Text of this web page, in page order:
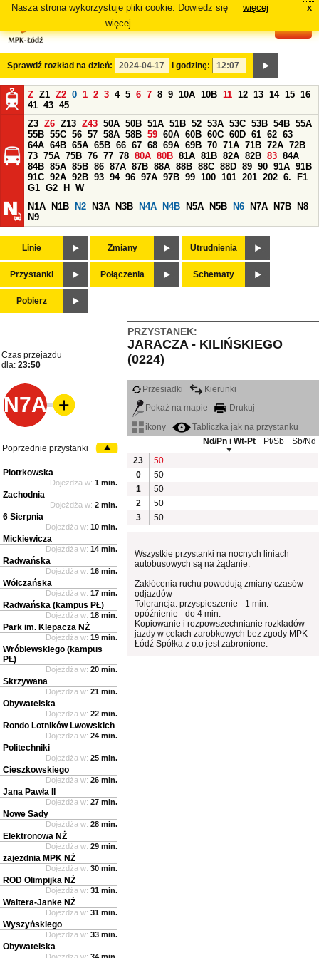
Nasza strona wykorzystuje pliki cookie. Dowiedz się
więcej.
więcej x
Sprawdź rozkład na dzień: i godzinę:
Z Z1 Z2 0 1 2 3 4 5 6 7 8 9 10A 10B 11 12 13 14 15 16
41 43 45
Z3 Z6 Z13 Z43 50A 50B 51A 51B 52 53A 53C 53B 54B 55A
55B 55C 56 57 58A 58B 59 60A 60B 60C 60D 61 62 63
64A 64B 65A 65B 66 67 68 69A 69B 70 71A 71B 72A 72B
73 75A 75B 76 77 78 80A 80B 81A 81B 82A 82B 83 84A
84B 85A 85B 86 87A 87B 88A 88B 88C 88D 89 90 91A 91B
91C 92A 92B 93 94 96 97A 97B 99 100 101 201 202 6.
F1
G1 G2 H
W
N1A
N1B N2 N3A N3B N4A N4B N5A N5B N6 N7A N7B
N8
N9
Linie Zmiany Utrudnienia
Przystanki Połączenia Schematy
Pobierz
PRZYSTANEK:
JARACZA - KILIŃSKIEGO
(0224)
Czas przejazdu
dla: 23:50
N7A
Przesiadki
Kierunki
Pokaż na mapie
Drukuj
ikony
Tabliczka jak na przystanku
Nd/Pn i Wt-Pt
Pt/Sb
Sb/Nd
23
50
0
50
1
50
2
50
3
50
Wszystkie przystanki na nocnych liniach
autobusowych są na żądanie.
Zakłócenia ruchu powodują zmiany czasów
odjazdów
Tolerancja: przyspieszenie - 1 min.
opóźnienie - do 4 min.
Kopiowanie i rozpowszechnianie rozkładów
jazdy w celach zarobkowych bez zgody MPK
Łódź Spółka z o.o jest zabronione.
Poprzednie przystanki
Piotrkowska
Dojeżdża w: 1 min.
Zachodnia
Dojeżdża w: 2 min.
6 Sierpnia
Dojeżdża w: 10 min.
Mickiewicza
Dojeżdża w: 14 min.
Radwańska
Dojeżdża w: 16 min.
Wólczańska
Dojeżdża w: 17 min.
Radwańska (kampus PŁ)
Dojeżdża w: 18 min.
Park im. Klepacza NŻ
Dojeżdża w: 19 min.
Wróblewskiego (kampus
PŁ)
Dojeżdża w: 20 min.
Skrzywana
Dojeżdża w: 21 min.
Obywatelska
Dojeżdża w: 22 min.
Rondo Lotników Lwowskich
Dojeżdża w: 24 min.
Politechniki
Dojeżdża w: 25 min.
Cieszkowskiego
Dojeżdża w: 26 min.
Jana Pawła II
Dojeżdża w: 27 min.
Nowe Sady
Dojeżdża w: 28 min.
Elektronowa NŻ
Dojeżdża w: 29 min.
zajezdnia MPK NŻ
Dojeżdża w: 30 min.
ROD Olimpijka NŻ
Dojeżdża w: 31 min.
Waltera-Janke NŻ
Dojeżdża w: 31 min.
Wyszyńskiego
Dojeżdża w: 33 min.
Obywatelska